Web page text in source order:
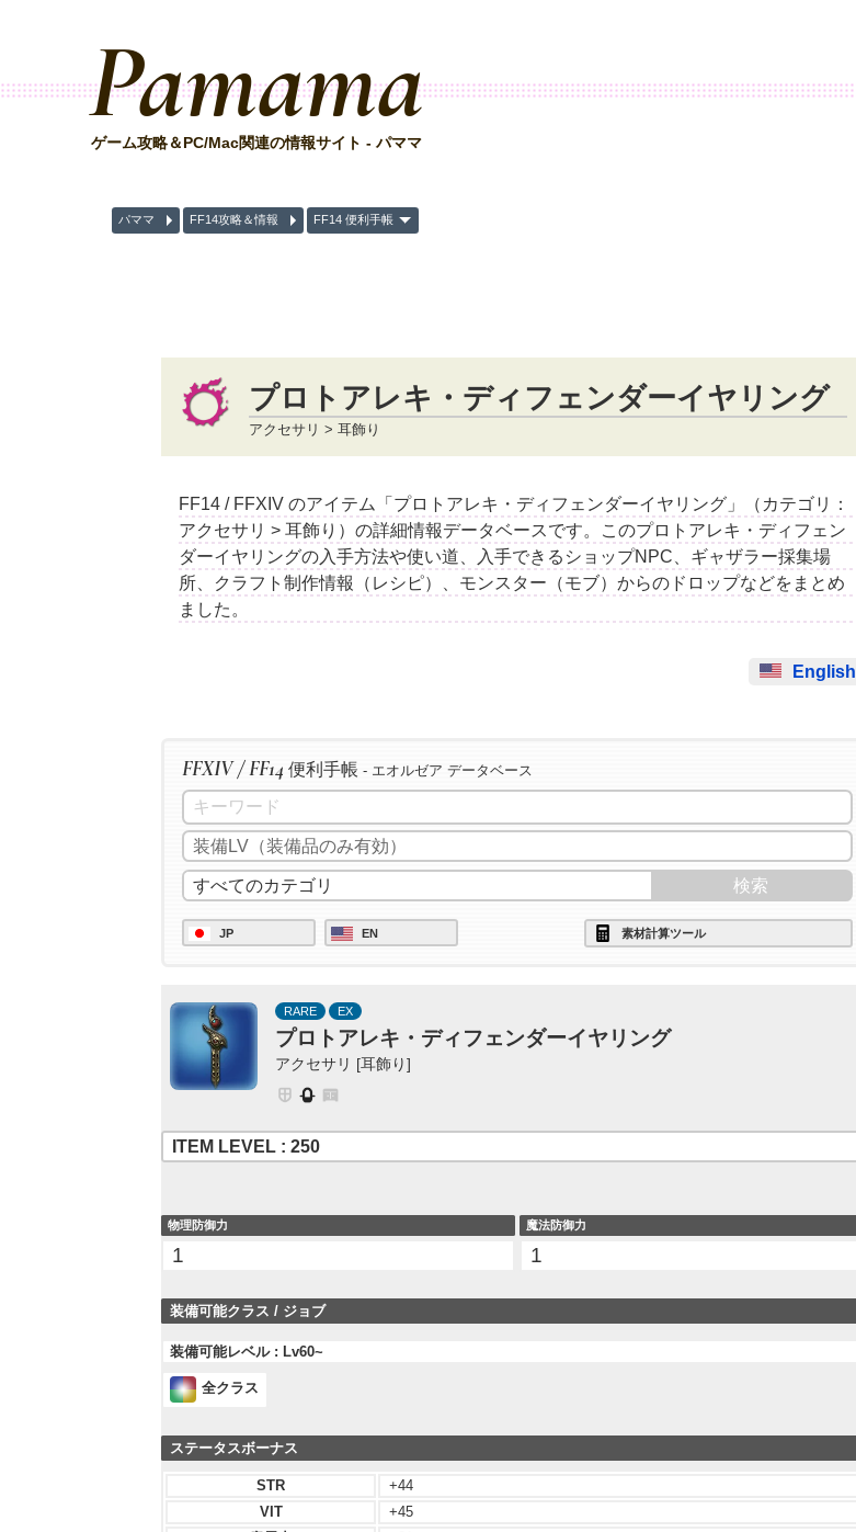
Pamama
ゲーム攻略＆PC/Mac関連の情報サイト - パママ
パママ FF14攻略＆情報 FF14 便利手帳
プロトアレキ・ディフェンダーイヤリング
アクセサリ > 耳飾り
FF14 / FFXIV のアイテム「プロトアレキ・ディフェンダーイヤリング」（カテゴリ：
アクセサリ > 耳飾り）の詳細情報データベースです。このプロトアレキ・ディフェン
ダーイヤリングの入手方法や使い道、入手できるショップNPC、ギャザラー採集場
所、クラフト制作情報（レシピ）、モンスター（モブ）からのドロップなどをまとめ
ました。
English
FFXIV / FF14 便利手帳 - エオルゼア データベース
JP EN 素材計算ツール
RARE EX
プロトアレキ・ディフェンダーイヤリング
アクセサリ [耳飾り]
ITEM LEVEL : 250
物理防御力
1
魔法防御力
1
装備可能クラス / ジョブ
装備可能レベル : Lv60~
全クラス
ステータスボーナス
STR
+44
VIT
+45